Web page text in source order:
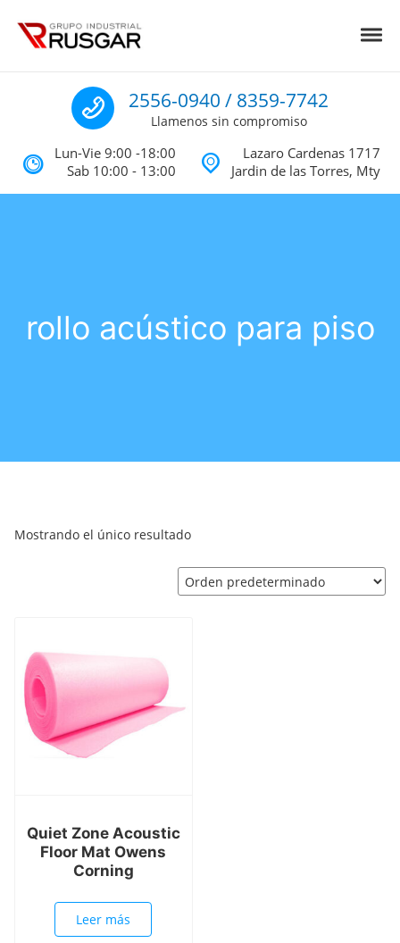
Impermeabilizantes y Aislantes
Llamenos
2556-0940 / 8359-7742
Llamenos sin compromiso
Lun-Vie 9:00 -18:00
Sab 10:00 - 13:00
Lazaro Cardenas 1717
Jardin de las Torres, Mty
rollo acústico para piso
Mostrando el único resultado
Quiet Zone Acoustic
Floor Mat Owens
Corning
Leer más